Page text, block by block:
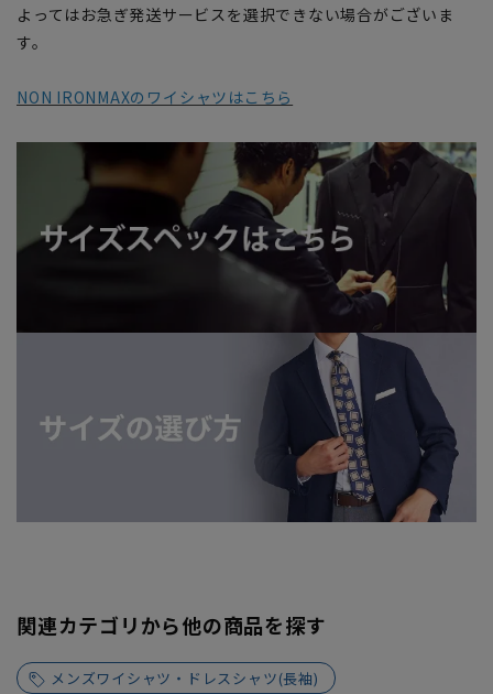
よってはお急ぎ発送サービスを選択できない場合がございま
す。
NON IRONMAXのワイシャツはこちら
関連カテゴリから他の商品を探す
メンズワイシャツ・ドレスシャツ(長袖)